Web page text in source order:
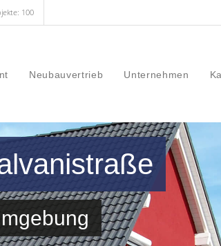
100
Neubauvertrieb Unternehmen